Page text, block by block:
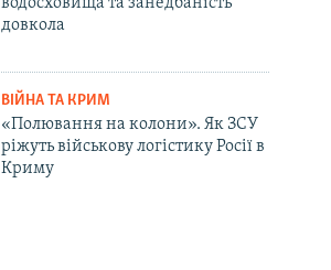
довкола
ВІЙНА ТА КРИМ
«Полювання на колони». Як ЗСУ
ріжуть військову логістику Росії в
Криму